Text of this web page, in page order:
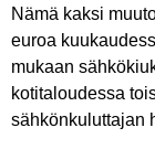
Nämä kaksi
euroa
mukaan
kotitaloudessa
sähkönkuluttajan